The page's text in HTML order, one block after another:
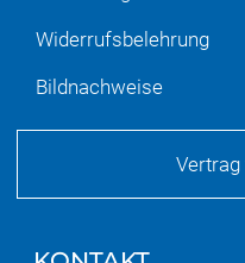
Widerrufsbelehrung
Bildnachweise